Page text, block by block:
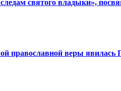
следам святого владыки»,
православной веры явилась